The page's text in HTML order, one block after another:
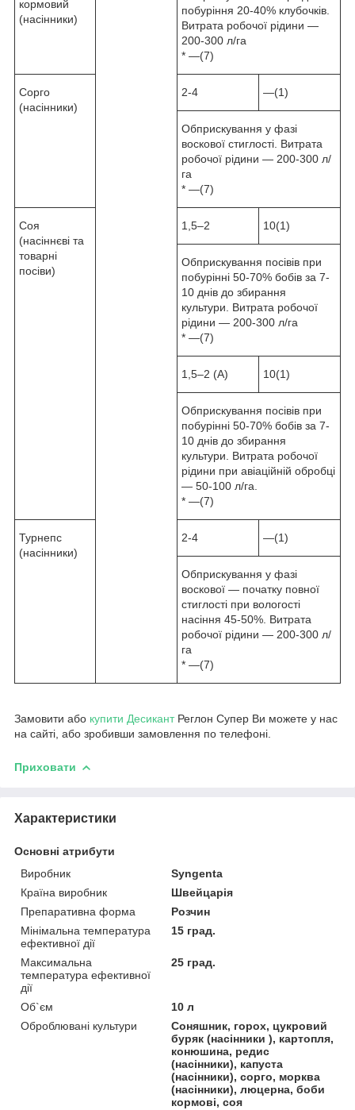
кормовий
(насінники)
побуріння 20-40% клубочків.
Витрата робочої рідини —
200-300 л/га
* —(7)
Сорго
(насінники)
2-4 —(1)
Обприскування у фазі
воскової стиглості. Витрата
робочої рідини — 200-300 л/
га
* —(7)
Соя
(насіннєві та
товарні
посіви)
1,5–2 10(1)
Обприскування посівів при
побурінні 50-70% бобів за 7-
10 днів до збирання
культури. Витрата робочої
рідини — 200-300 л/га
* —(7)
1,5–2 (А) 10(1)
Обприскування посівів при
побурінні 50-70% бобів за 7-
10 днів до збирання
культури. Витрата робочої
рідини при авіаційній обробці
— 50-100 л/га.
* —(7)
Турнепс
(насінники)
2-4 —(1)
Обприскування у фазі
воскової — початку повної
стиглості при вологості
насіння 45-50%. Витрата
робочої рідини — 200-300 л/
га
* —(7)
Замовити або купити ДесикантРеглон Супер Ви можете у нас
на сайті, або зробивши замовлення по телефоні.
Приховати
Характеристики
Основні атрибути
Виробник
Syngenta
Країна виробник
Швейцарія
Препаративна форма
Розчин
Мінімальна температура
ефективної дії
15 град.
Максимальна
температура ефективної
дії
25 град.
Об`єм
10 л
Оброблювані культури
Соняшник, горох, цукровий
буряк (насінники ), картопля,
конюшина, редис
(насінники), капуста
(насінники), сорго, морква
(насінники), люцерна, боби
кормові, соя